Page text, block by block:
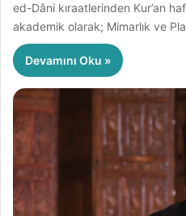
ed-Dâni kıraatlerinden Kur’an
akademik olarak; Mimarlık ve
Devamını Oku »